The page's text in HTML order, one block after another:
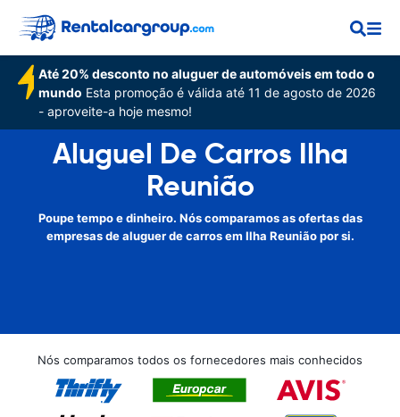
Até 20% desconto no aluguer de automóveis em todo o
mundo Esta promoção é válida até 11 de agosto de 2026
- aproveite-a hoje mesmo!
Aluguel De Carros Ilha
Reunião
Poupe tempo e dinheiro. Nós comparamos as ofertas das
empresas de aluguer de carros em Ilha Reunião por si.
Nós comparamos todos os fornecedores mais conhecidos